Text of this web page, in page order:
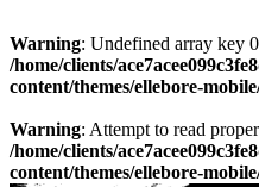
Warning: Undefined array key
/home/clients/
content/themes/ellebore-
Warning: Attempt to read
/home/clients/
content/themes/ellebore-